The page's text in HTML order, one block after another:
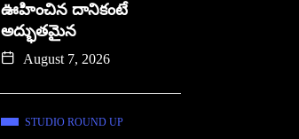
ఊహించిన దానికంటే
అద్భుతమైన
August 7, 2026
STUDIO ROUND UP